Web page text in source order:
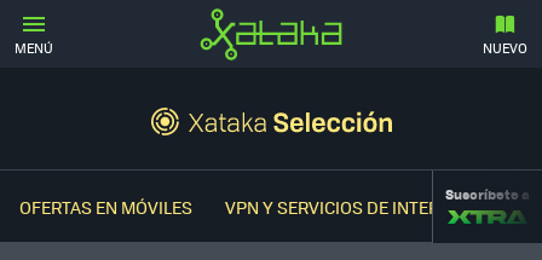
MENÚ NUEVO
OFERTAS EN MÓVILES VPN Y SERVICIOS DE INTERNETSuscríbete a